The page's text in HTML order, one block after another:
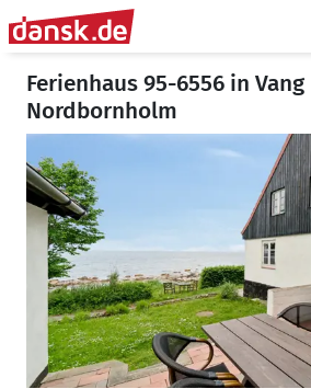
Ferienhaus 95-6556 in
Nordbornholm